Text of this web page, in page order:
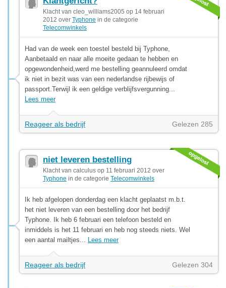
Klacht van cleo_williams2005 op 14 februari
2012 over Typhone in de categorie
Telecomwinkels
Had van de week een toestel besteld bij Typhone,
Aanbetaald en naar alle moeite gedaan te hebben en
opgewondenheid,werd me bestelling geannuleerd omdat
ik niet in bezit was van een nederlandse rijbewijs of
passport.Terwijl ik een geldige verblijfsvergunning...
Lees meer
Reageer als bedrijf Gelezen 285
niet leveren bestelling
Klacht van calculus op 11 februari 2012 over
Typhone in de categorie Telecomwinkels
Ik heb afgelopen donderdag een klacht geplaatst m.b.t.
het niet leveren van een bestelling door het bedrijf
Typhone. Ik heb 6 februari een telefoon besteld en
inmiddels is het 11 februari en heb nog steeds niets. Wel
een aantal mailtjes... Lees meer
Reageer als bedrijf Gelezen 304